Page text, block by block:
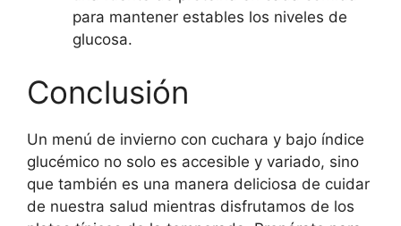
para mantener estables los niveles de
glucosa.
Conclusión
Un menú de invierno con cuchara y bajo índice
glucémico no solo es accesible y variado, sino
que también es una manera deliciosa de cuidar
de nuestra salud mientras disfrutamos de los